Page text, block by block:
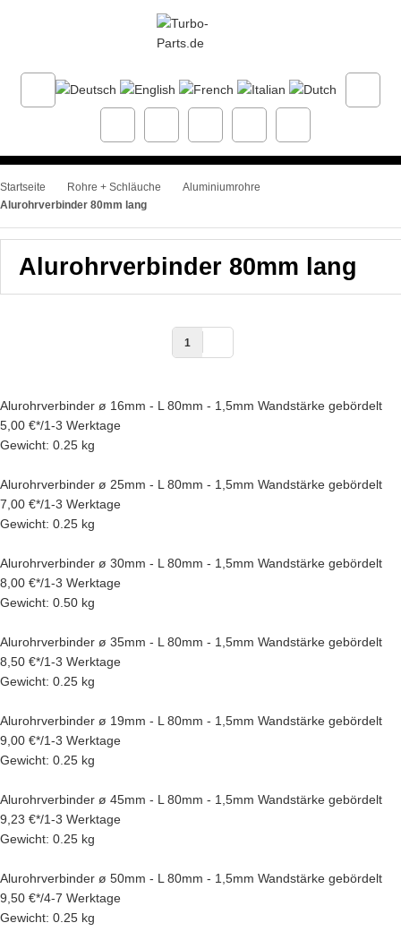
Startseite Rohre + Schläuche
Aluminiumrohre
Alurohrverbinder 80mm lang
Alurohrverbinder 80mm lang
1
Alurohrverbinder ø 16mm - L 80mm - 1,5mm Wandstärke gebördelt
5,00 €*/1-3 Werktage
Gewicht: 0.25 kg
Alurohrverbinder ø 25mm - L 80mm - 1,5mm Wandstärke gebördelt
7,00 €*/1-3 Werktage
Gewicht: 0.25 kg
Alurohrverbinder ø 30mm - L 80mm - 1,5mm Wandstärke gebördelt
8,00 €*/1-3 Werktage
Gewicht: 0.50 kg
Alurohrverbinder ø 35mm - L 80mm - 1,5mm Wandstärke gebördelt
8,50 €*/1-3 Werktage
Gewicht: 0.25 kg
Alurohrverbinder ø 19mm - L 80mm - 1,5mm Wandstärke gebördelt
9,00 €*/1-3 Werktage
Gewicht: 0.25 kg
Alurohrverbinder ø 45mm - L 80mm - 1,5mm Wandstärke gebördelt
9,23 €*/1-3 Werktage
Gewicht: 0.25 kg
Alurohrverbinder ø 50mm - L 80mm - 1,5mm Wandstärke gebördelt
9,50 €*/4-7 Werktage
Gewicht: 0.25 kg